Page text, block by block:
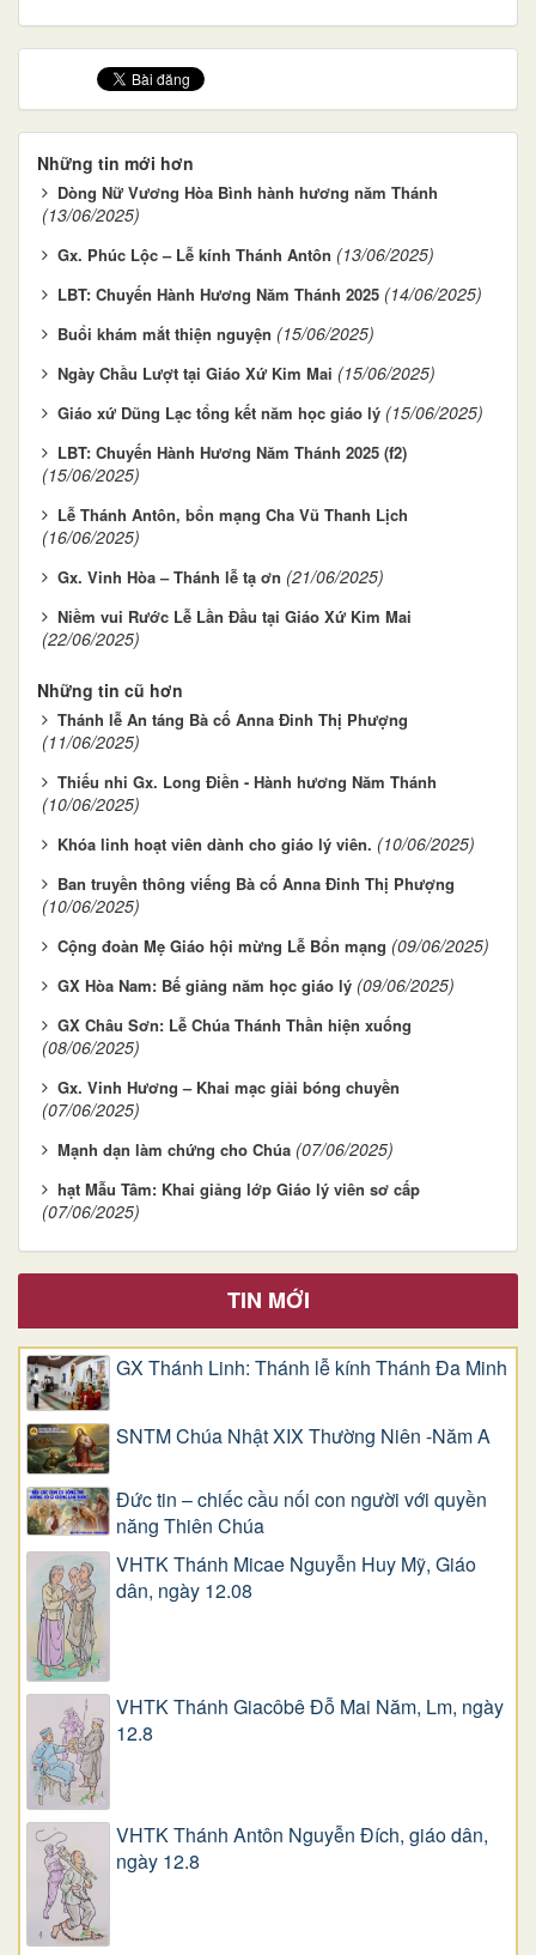
Những tin mới hơn
Dòng Nữ Vương Hòa Bình hành hương năm Thánh
(13/06/2025)
Gx. Phúc Lộc – Lễ kính Thánh Antôn (13/06/2025)
LBT: Chuyến Hành Hương Năm Thánh 2025 (14/06/2025)
Buổi khám mắt thiện nguyện (15/06/2025)
Ngày Chầu Lượt tại Giáo Xứ Kim Mai (15/06/2025)
Giáo xứ Dũng Lạc tổng kết năm học giáo lý (15/06/2025)
LBT: Chuyến Hành Hương Năm Thánh 2025 (f2)
(15/06/2025)
Lễ Thánh Antôn, bổn mạng Cha Vũ Thanh Lịch
(16/06/2025)
Gx. Vinh Hòa – Thánh lễ tạ ơn (21/06/2025)
Niềm vui Rước Lễ Lần Đầu tại Giáo Xứ Kim Mai
(22/06/2025)
Những tin cũ hơn
Thánh lễ An táng Bà cố Anna Đinh Thị Phượng
(11/06/2025)
Thiếu nhi Gx. Long Điền - Hành hương Năm Thánh
(10/06/2025)
Khóa linh hoạt viên dành cho giáo lý viên. (10/06/2025)
Ban truyền thông viếng Bà cố Anna Đinh Thị Phượng
(10/06/2025)
Cộng đoàn Mẹ Giáo hội mừng Lễ Bổn mạng (09/06/2025)
GX Hòa Nam: Bế giảng năm học giáo lý (09/06/2025)
GX Châu Sơn: Lễ Chúa Thánh Thần hiện xuống
(08/06/2025)
Gx. Vinh Hương – Khai mạc giải bóng chuyền
(07/06/2025)
Mạnh dạn làm chứng cho Chúa (07/06/2025)
hạt Mẫu Tâm: Khai giảng lớp Giáo lý viên sơ cấp
(07/06/2025)
TIN MỚI
GX Thánh Linh: Thánh lễ kính Thánh Đa Minh
SNTM Chúa Nhật XIX Thường Niên -Năm A
Đức tin – chiếc cầu nối con người với quyền
năng Thiên Chúa
VHTK Thánh Micae Nguyễn Huy Mỹ, Giáo
dân, ngày 12.08
VHTK Thánh Giacôbê Ðỗ Mai Năm, Lm, ngày
12.8
VHTK Thánh Antôn Nguyễn Ðích, giáo dân,
ngày 12.8